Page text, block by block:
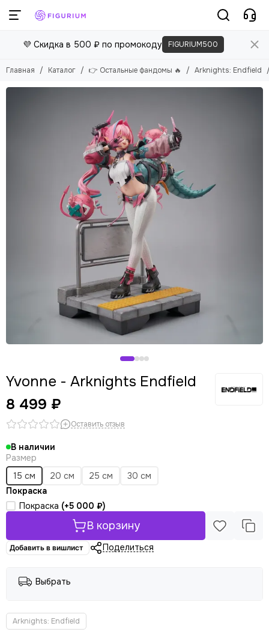
👉 Остальные фандомы 🔥
Смотреть все товары
Другие вселенные
Arknights: Endfield
Harley Quinn
JoJo's Bizarre Adventure
Doki Doki Literature Club
Kaguya-sama: Love Is War
Panty & Stocking with Garterbelt
💜 Скидка в 500 ₽ по промокоду FIGURIUM500
Главная Каталог 👉 Остальные фандомы 🔥 Arknights: Endfield
Yvonne - Arknights Endfield
8 499 ₽
Оставить отзыв
В наличии
Размер
15 см
20 см 25 см
30 см
Покраска
Покраска (+5 000 ₽)
В корзину
Добавить в вишлист Поделиться
Выбрать
Arknights: Endfield